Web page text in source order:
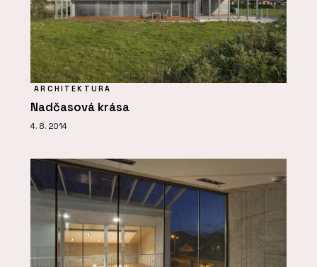
ARCHITEKTURA
Nadčasová krása
4. 8. 2014